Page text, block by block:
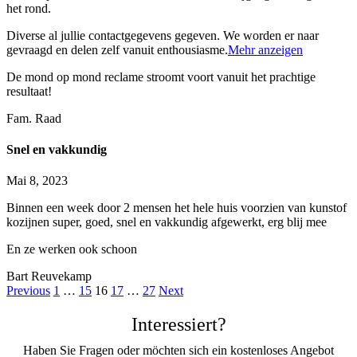
het rond.
Diverse al jullie contactgegevens gegeven. We worden ernaar
gevraagd en delen zelf vanuit enthousiasme.Mehr anzeigen
De mond op mond reclame stroomt voort vanuit het prachtige
resultaat!
Fam. Raad
Snel en vakkundig
Mai 8, 2023
Binnen een week door 2 mensen het hele huis voorzien van kunstof
kozijnen super, goed, snel en vakkundig afgewerkt, erg blij mee
En ze werken ook schoon
Bart Reuvekamp
Navigation
Previous Seite
1 … Seite
15 Seite
16 Seite
17 … Seite
27 Next
Interessiert?
Haben Sie Fragen oder möchten sich ein kostenloses Angebot